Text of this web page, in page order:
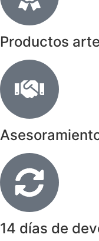
Productos
14 días de